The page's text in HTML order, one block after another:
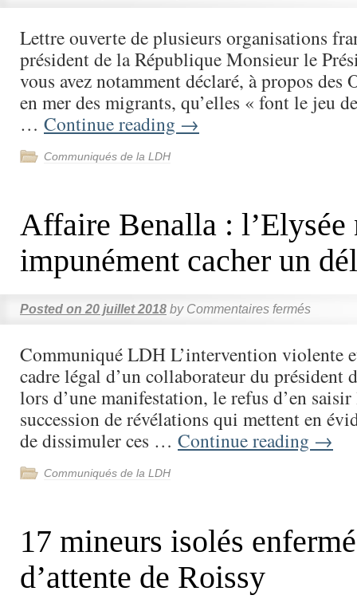
Lettre ouverte de plusieurs organisations
président de la République Monsieur le
vous avez notamment déclaré, à propos des
en mer des migrants, qu’elles « font le jeu
… Continue reading →
Communiqués de la LDH
Affaire Benalla : l’Elysée
impunément cacher un
Posted on 20 juillet 2018 by Commentaires fermés
Communiqué LDH L’intervention violente
cadre légal d’un collaborateur du président
lors d’une manifestation, le refus d’en
succession de révélations qui mettent en
de dissimuler ces … Continue reading →
Communiqués de la LDH
17 mineurs isolés
d’attente de Roissy